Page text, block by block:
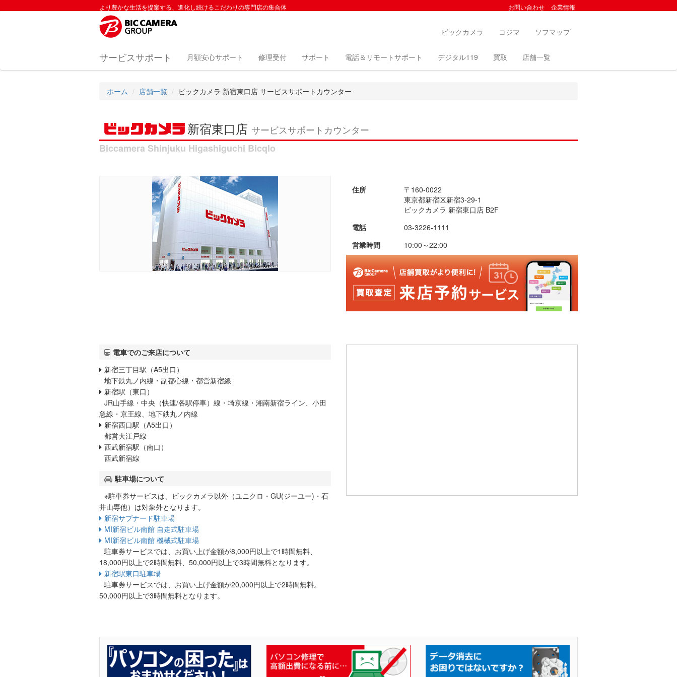
より豊かな生活を提案する、進化し続けるこだわりの専門店の集合体 お問い合わせ 企業情報
ビックカメラ コジマ ソフマップ
サービスサポート 月額安心サポート 修理受付 サポート 電話＆リモートサポート デジタル119 買取 店舗一覧
ホーム 店舗一覧 ビックカメラ 新宿東口店 サービスサポートカウンター
新宿東口店 サービスサポートカウンター
Biccamera Shinjuku Higashiguchi Bicqlo
住所
〒160-0022
東京都新宿区新宿3-29-1
ビックカメラ 新宿東口店 B2F
電話
03-3226-1111
営業時間
10:00～22:00
電車でのご来店について
新宿三丁目駅（A5出口）
地下鉄丸ノ内線・副都心線・都営新宿線
新宿駅（東口）
JR山手線・中央（快速/各駅停車）線・埼京線・湘南新宿ライン、小田
急線・京王線、地下鉄丸ノ内線
新宿西口駅（A5出口）
都営大江戸線
西武新宿駅（南口）
西武新宿線
駐車場について
※駐車券サービスは、ビックカメラ以外（ユニクロ・GU(ジーユー)・石
井山専他）は対象外となります。
新宿サブナード駐車場
MI新宿ビル南館 自走式駐車場
MI新宿ビル南館 機械式駐車場
駐車券サービスでは、お買い上げ金額が8,000円以上で1時間無料、
18,000円以上で2時間無料、50,000円以上で3時間無料となります。
新宿駅東口駐車場
駐車券サービスでは、お買い上げ金額が20,000円以上で2時間無料。
50,000円以上で3時間無料となります。